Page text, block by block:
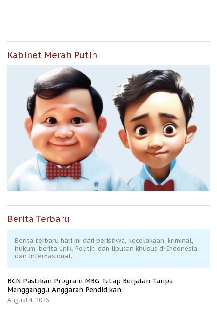
Kabinet Merah Putih
Berita Terbaru
Berita terbaru hari ini dari peristiwa, kecelakaan, kriminal,
hukum, berita unik, Politik, dan liputan khusus di Indonesia
dan Internasional.
BGN Pastikan Program MBG Tetap Berjalan Tanpa
Mengganggu Anggaran Pendidikan
August 4, 2026